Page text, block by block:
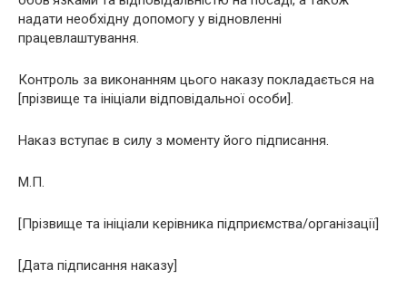
надати необхідну допомогу у відновленні
працевлаштування.
Контроль за виконанням цього наказу покладається на
[прізвище та ініціали відповідальної особи].
Наказ вступає в силу з моменту його підписання.
М.П.
[Прізвище та ініціали керівника підприємства/організації]
[Дата підписання наказу]